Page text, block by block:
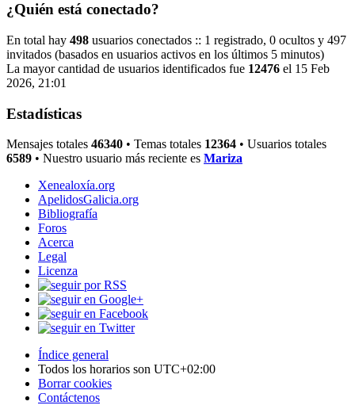
¿Quién está conectado?
En total hay 498 usuarios conectados :: 1 registrado, 0 ocultos y 497
invitados (basados en usuarios activos en los últimos 5 minutos)
La mayor cantidad de usuarios identificados fue 12476 el 15 Feb
2026, 21:01
Estadísticas
Mensajes totales 46340 • Temas totales 12364 • Usuarios totales
6589 • Nuestro usuario más reciente es Mariza
Xenealoxía.org
ApelidosGalicia.org
Bibliografía
Foros
Acerca
Legal
Licenza
Índice general
Todos los horarios son UTC+02:00
Borrar cookies
Contáctenos